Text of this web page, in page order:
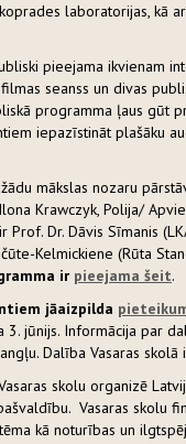
laboratorijas,
pieejama ikvienam
seanss un divas
programma ļaus gūt
iepazīstināt plašāku
mākslas nozaru
Krawczyk, Polija/
Dr. Dāvis Sīmanis
Kelmickiene (Rūta
ir pieejama šeit.
jāaizpilda
jūnijs. Informācija par
Dalība Vasaras
skolu organizē
Vasaras skolu
kā noturības un